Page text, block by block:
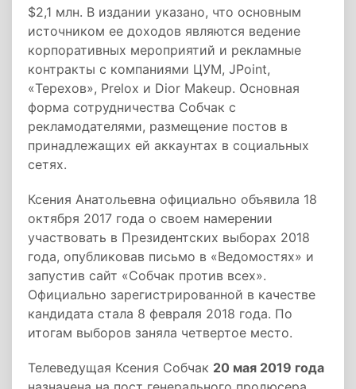
$2,1 млн. В издании указано, что основным
источником ее доходов являются ведение
корпоративных мероприятий и рекламные
контракты с компаниями ЦУМ, JPoint,
«Терехов», Prelox и Dior Makeup. Основная
форма сотрудничества Собчак с
рекламодателями, размещение постов в
принадлежащих ей аккаунтах в социальных
сетях.
Ксения Анатольевна официально объявила 18
октября 2017 года о своем намерении
участвовать в Президентских выборах 2018
года, опубликовав письмо в «Ведомостях» и
запустив сайт «Собчак против всех».
Официально зарегистрированной в качестве
кандидата стала 8 февраля 2018 года. По
итогам выборов заняла четвертое место.
Телеведущая Ксения Собчак 20 мая 2019 года